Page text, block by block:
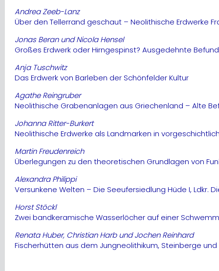
Andrea Zeeb-Lanz
Über den Tellerrand geschaut – Neolithische Erdwerke
Jonas Beran und Nicola Hensel
Großes Erdwerk oder Hirngespinst? Ausgedehnte
Anja Tuschwitz
Das Erdwerk von Barleben der Schönfelder Kultur
Agathe Reingruber
Neolithische Grabenanlagen aus Griechenland – Alte
Johanna Ritter-Burkert
Neolithische Erdwerke als Landmarken in
Martin Freudenreich
Überlegungen zu den theoretischen Grundlagen von
Alexandra Philippi
Versunkene Welten – Die Seeufersiedlung Hüde I, Ldkr.
Horst Stöckl
Zwei bandkeramische Wasserlöcher auf einer
Renata Huber, Christian Harb und Jochen Reinhard
Fischerhütten aus dem Jungneolithikum, Steinberge